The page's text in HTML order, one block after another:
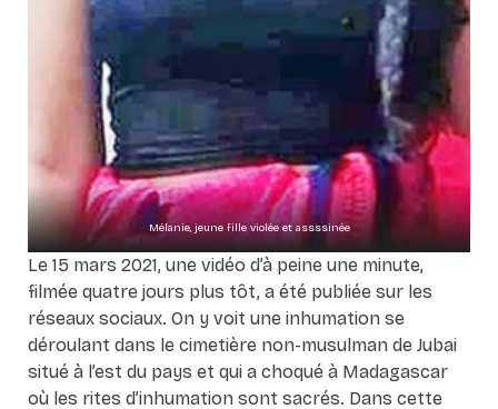
Mélanie, jeune fille violée et assssinée
Le 15 mars 2021, une vidéo d’à peine une minute,
filmée quatre jours plus tôt, a été publiée sur les
réseaux sociaux. On y voit une inhumation se
déroulant dans le cimetière non-musulman de Jubai
situé à l’est du pays et qui a choqué à Madagascar
où les rites d’inhumation sont sacrés. Dans cette